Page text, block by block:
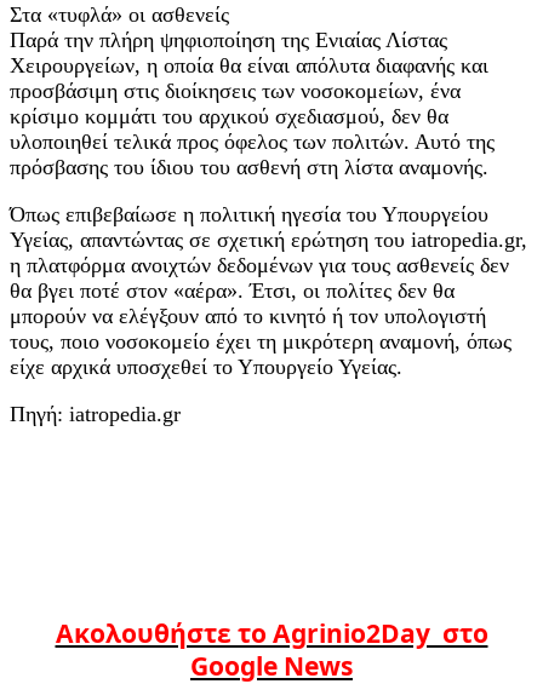
Στα «τυφλά» οι ασθενείς
Παρά την πλήρη ψηφιοποίηση της Ενιαίας Λίστας
Χειρουργείων, η οποία θα είναι απόλυτα διαφανής και
προσβάσιμη στις διοίκησεις των νοσοκομείων, ένα
κρίσιμο κομμάτι του αρχικού σχεδιασμού, δεν θα
υλοποιηθεί τελικά προς όφελος των πολιτών. Αυτό της
πρόσβασης του ίδιου του ασθενή στη λίστα αναμονής.
Όπως επιβεβαίωσε η πολιτική ηγεσία του Υπουργείου
Υγείας, απαντώντας σε σχετική ερώτηση του iatropedia.gr,
η πλατφόρμα ανοιχτών δεδομένων για τους ασθενείς δεν
θα βγει ποτέ στον «αέρα». Έτσι, οι πολίτες δεν θα
μπορούν να ελέγξουν από το κινητό ή τον υπολογιστή
τους, ποιο νοσοκομείο έχει τη μικρότερη αναμονή, όπως
είχε αρχικά υποσχεθεί το Υπουργείο Υγείας.
Πηγή: iatropedia.gr
Ακολουθήστε το Agrinio2Day στο
Google News